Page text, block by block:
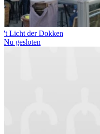
't Licht der Dokken
Nu gesloten